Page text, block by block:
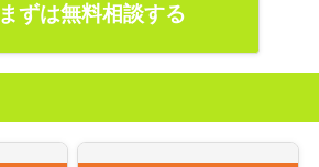
まずは無料相談する